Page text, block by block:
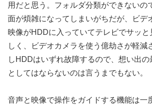
用だと思う。フォルダ分類ができないの
面が煩雑になってしまいがちだが、ビデ
映像がHDDに入っていてテレビでサッと
しく、ビデオカメラを使う億劫さが軽減
しHDDはいずれ故障するので、想い出
としてはならないのは言うまでもない。
音声と映像で操作をガイドする機能は一